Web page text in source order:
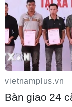
06/08/2026 16:00
Dự án mở
kết nối khu
vietnamplus.vn
Bàn giao 24